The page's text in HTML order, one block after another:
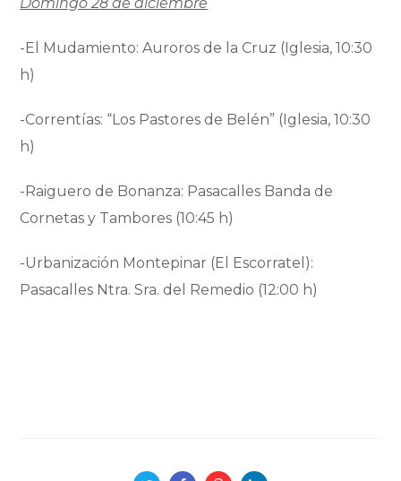
Domingo 28 de diciembre
-El Mudamiento: Auroros de la Cruz (Iglesia, 10:30
h)
-Correntías: “Los Pastores de Belén” (Iglesia, 10:30
h)
-Raiguero de Bonanza: Pasacalles Banda de
Cornetas y Tambores (10:45 h)
-Urbanización Montepinar (El Escorratel):
Pasacalles Ntra. Sra. del Remedio (12:00 h)